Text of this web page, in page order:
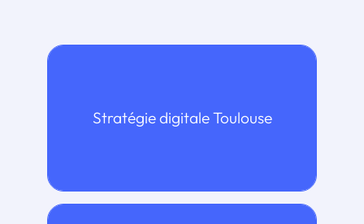
Stratégie digitale Toulouse
grande cohérence entre leur vision